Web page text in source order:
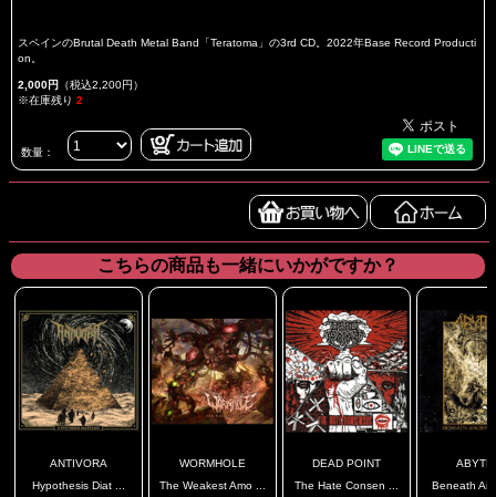
スペインのBrutal Death Metal Band「Teratoma」の3rd CD。2022年Base Record Producti
on。
2,000円 （税込2,200円）
※在庫残り 2
数量：
こちらの商品も一緒にいかがですか？
ANTIVORA
Hypothesis Diat ...
WORMHOLE
The Weakest Amo ...
DEAD POINT
The Hate Consen ...
Beneath